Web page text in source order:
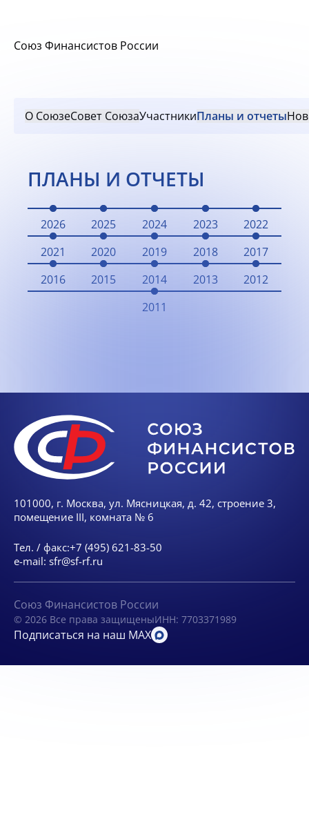
Союз Финансистов России
О СоюзеСовет СоюзаУчастникиПланы и отчеты
ПЛАНЫ И ОТЧЕТЫ
2026 2025 2024 2023
2022
2021
2020 2019 2018
2017
2016
2015 2014 2013
2012
2011
101000, г. Москва, ул. Мясницкая, д. 42, строение 3,
помещение III, комната № 6
Тел. / факс:+7 (495) 621-83-50
e-mail: sfr@sf-rf.ru
Союз Финансистов России
© 2026 Все права защищеныИНН: 7703371989
Подписаться на наш MAX